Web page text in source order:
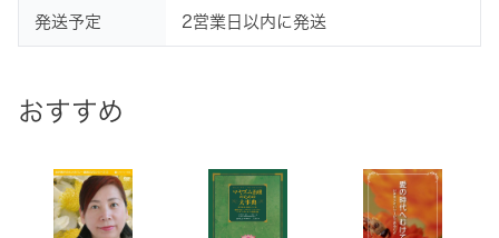
おすすめ
発送予定 2営業日以内に発送